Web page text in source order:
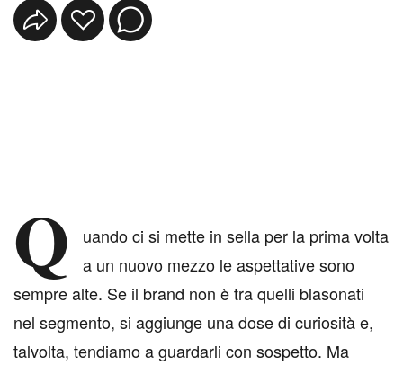
Q
uando ci si mette in sella per la prima volta
a un nuovo mezzo le aspettative sono
sempre alte. Se il brand non è tra quelli blasonati
nel segmento, si aggiunge una dose di curiosità e,
talvolta, tendiamo a guardarli con sospetto. Ma